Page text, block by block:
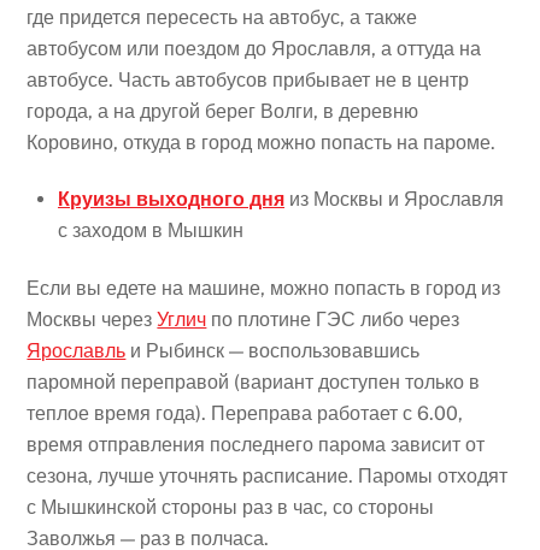
где придется пересесть на автобус, а также
автобусом или поездом до Ярославля​, а оттуда на
автобусе. Часть автобусов прибывает не в центр
города, а на другой берег Волги, в деревню
Коровино, откуда в город можно попасть на пароме.
Круизы выходного дня из Москвы и Ярославля
с заходом в Мышкин
Если вы едете на машине, можно попасть в город из
Москвы черезУглич по плотине ГЭС либо через
Ярославль и Рыбинск — воспользовавшись
паромной переправой (вариант доступен только в
теплое время года). Переправа работает с 6.00,
время отправления последнего парома зависит от
сезона, лучше уточнять расписание. Паромы отходят
с Мышкинской стороны раз в час, со стороны
Заволжья — раз в полчаса.